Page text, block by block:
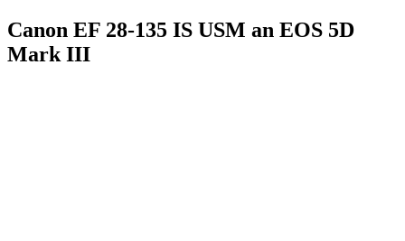
Canon EF 28-135 IS USM an EOS 5D
Mark III